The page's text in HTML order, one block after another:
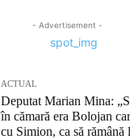
- Advertisement -
ACTUAL
Deputat Marian Mina:
în cămară era Bolojan
cu Simion, ca să rămână